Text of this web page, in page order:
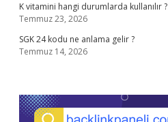
K vitamini hangi durumlarda kullanılır ?
Temmuz 23, 2026
SGK 24 kodu ne anlama gelir ?
Temmuz 14, 2026